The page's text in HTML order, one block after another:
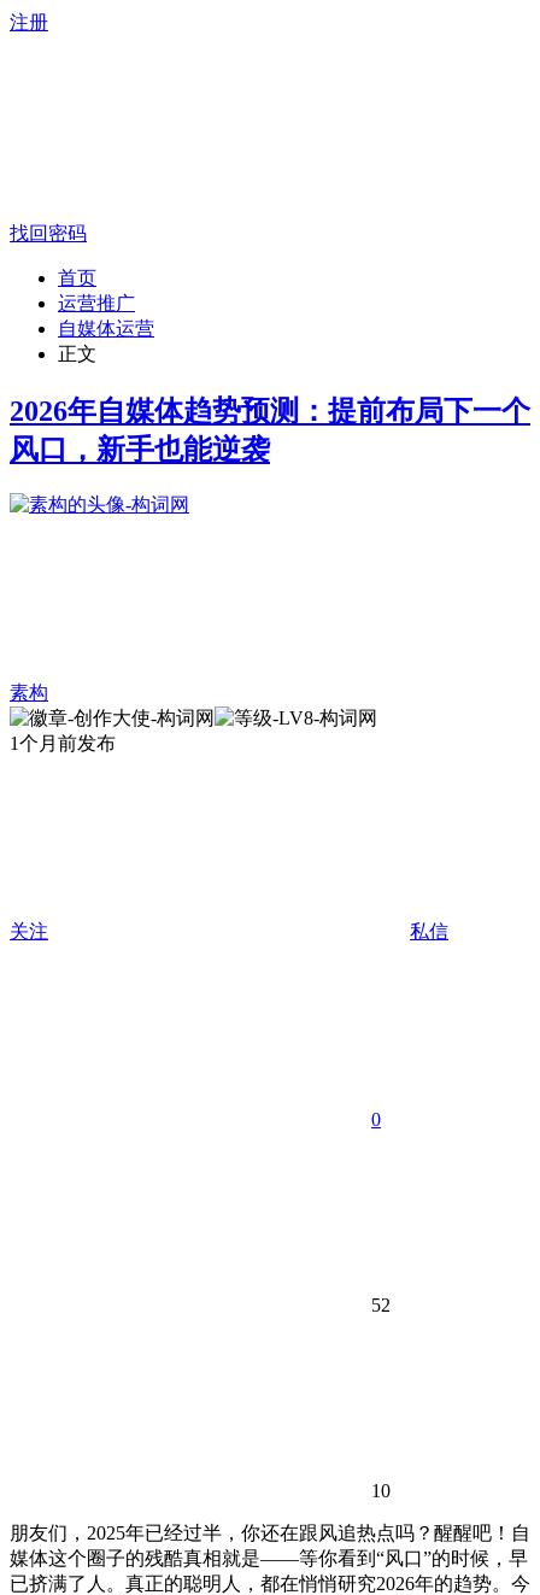
注册
找回密码
首页
运营推广
自媒体运营
正文
2026年自媒体趋势预测：提前布局下一个
风口，新手也能逆袭
素构
1个月前发布
关注 私信
0
52
10
朋友们，2025年已经过半，你还在跟风追热点吗？醒醒吧！自
媒体这个圈子的残酷真相就是——等你看到“风口”的时候，早
已挤满了人。真正的聪明人，都在悄悄研究2026年的趋势。今